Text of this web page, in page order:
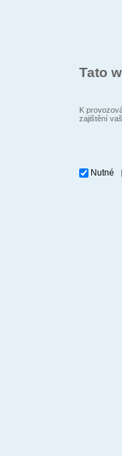
Tato
K
zajištění
Nutné